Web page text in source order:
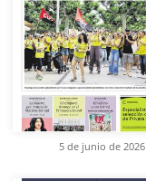
5 de junio de 2026